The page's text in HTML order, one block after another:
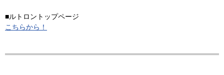
■ルトロントップページ
こちらから！